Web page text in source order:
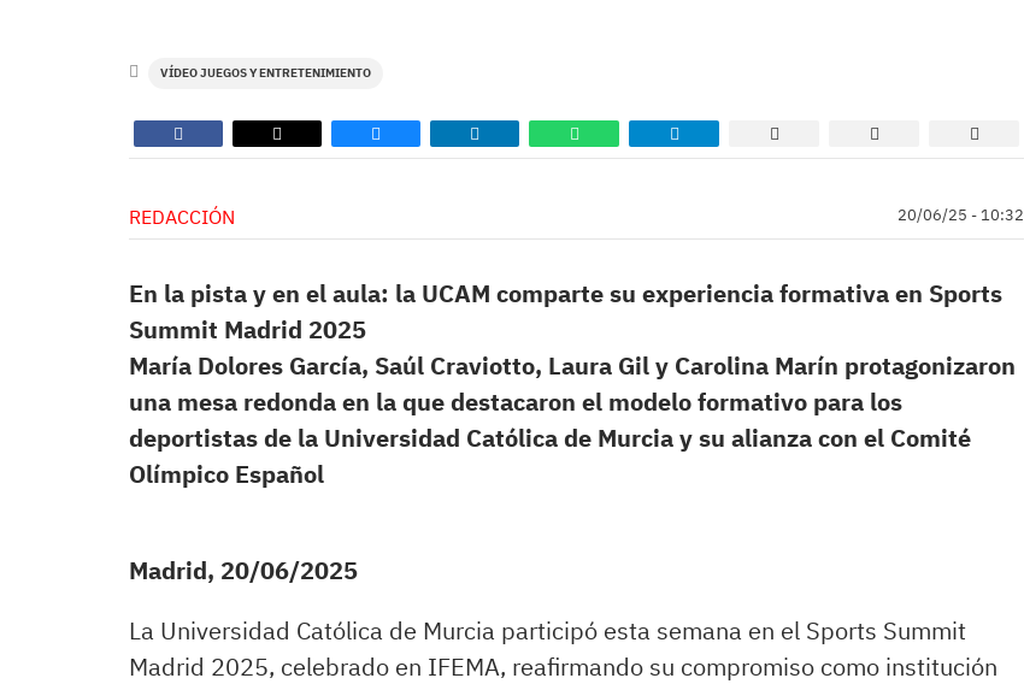
VÍDEO JUEGOS Y ENTRETENIMIENTO
REDACCIÓN 20/06/25 - 10:32
En la pista y en el aula: la UCAM comparte su experiencia formativa en Sports
Summit Madrid 2025
María Dolores García, Saúl Craviotto, Laura Gil y Carolina Marín protagonizaron
una mesa redonda en la que destacaron el modelo formativo para los
deportistas de la Universidad Católica de Murcia y su alianza con el Comité
Olímpico Español
Madrid, 20/06/2025
La Universidad Católica de Murcia participó esta semana en el Sports Summit
Madrid 2025, celebrado en IFEMA, reafirmando su compromiso como institución